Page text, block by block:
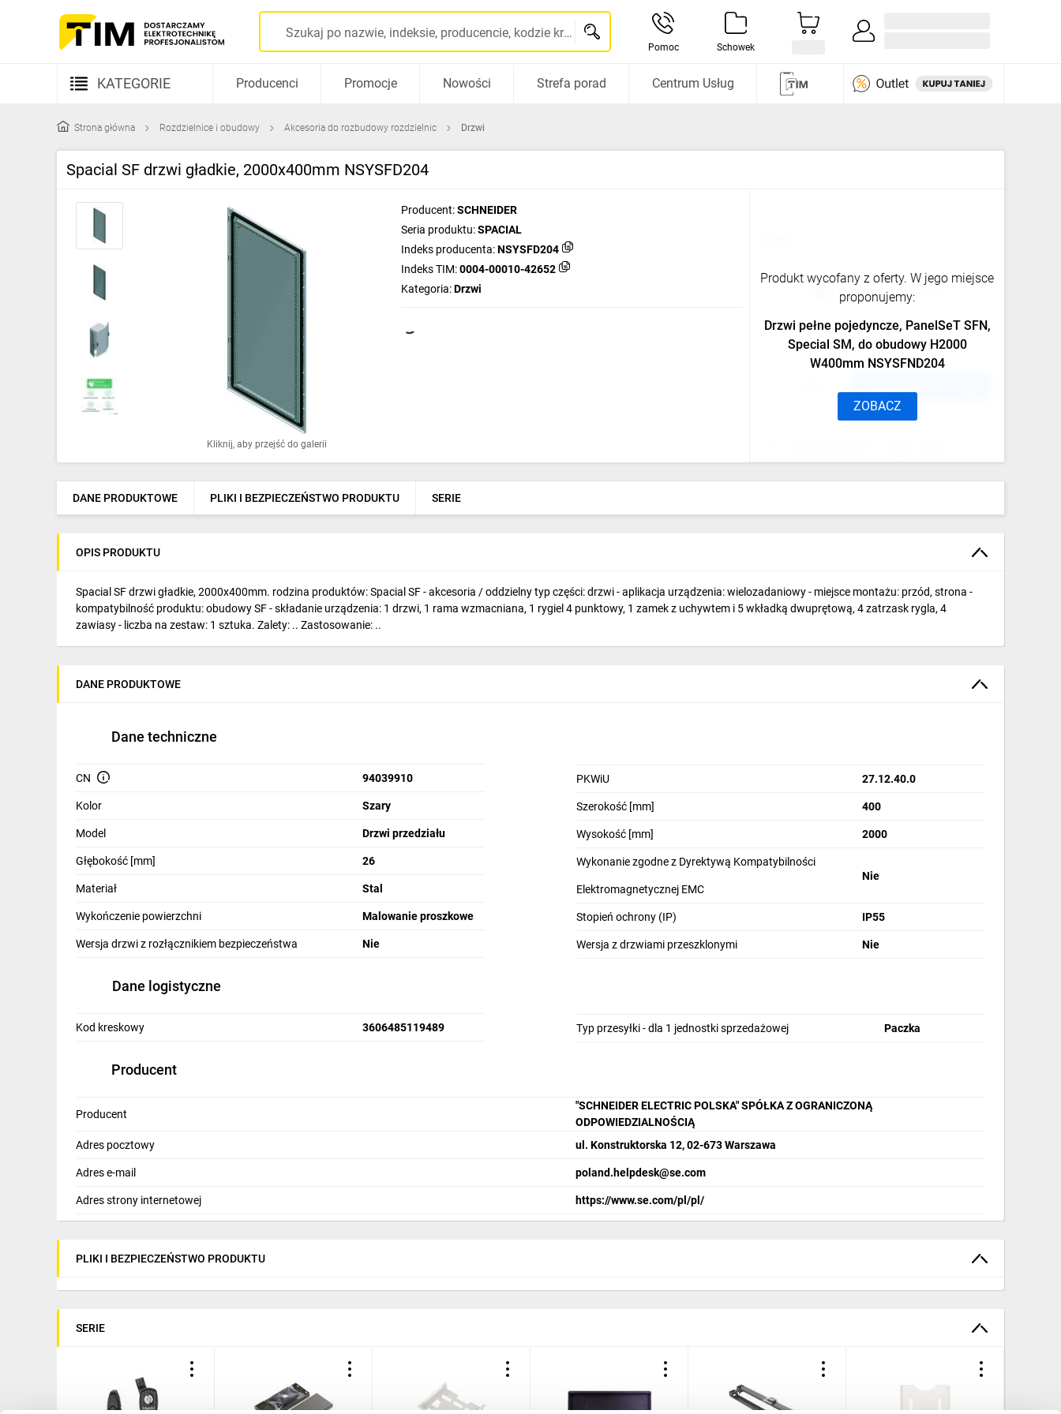
Szukaj po nazwie, indeksie, producencie, kodzie kreskowym...
Pomoc Schowek
KATEGORIE
Kable i przewody
Rozdzielnice i obudowy
Elementy prowadzenia kabli
Fotowoltaika
Oprawy oświetleniowe
Pompy ciepła
Ogrzewanie
Elektronarzędzia i mierniki
Napędy elektryczne
Pneumatyka
Klimatyzacja
Inne
Budowa i Remont
Energetyka wiatrowa
Producenci Promocje Nowości Strefa porad Centrum Usług
Strona główna Rozdzielnice i obudowy Akcesoria do rozbudowy rozdzielnic Drzwi
Spacial SF drzwi gładkie, 2000x400mm NSYSFD204
Kliknij, aby przejść do galerii
Producent:SCHNEIDER
Seria produktu:SPACIAL
Indeks producenta:NSYSFD204
Indeks TIM:0004-00010-42652
Kategoria:Drzwi Na zamówienie od TIM
Porównaj Do Schowka
Produkt wycofany z oferty. W jego miejsce
proponujemy:
Drzwi pełne pojedyncze, PanelSeT SFN,
Special SM, do obudowy H2000
W400mm NSYSFND204
ZOBACZ
DANE PRODUKTOWE PLIKI I BEZPIECZEŃSTWO PRODUKTU SERIE
OPIS PRODUKTU
Spacial SF drzwi gładkie, 2000x400mm. rodzina produktów: Spacial SF - akcesoria / oddzielny typ części: drzwi - aplikacja urządzenia: wielozadaniowy - miejsce montażu: przód, strona -
kompatybilność produktu: obudowy SF - składanie urządzenia: 1 drzwi, 1 rama wzmacniana, 1 rygiel 4 punktowy, 1 zamek z uchywtem i 5 wkładką dwuprętową, 4 zatrzask rygla, 4
zawiasy - liczba na zestaw: 1 sztuka. Zalety: .. Zastosowanie: ..
DANE PRODUKTOWE
Dane techniczne
CN 94039910
Kolor Szary
Model Drzwi przedziału
Głębokość [mm] 26
Materiał Stal
Wykończenie powierzchni Malowanie proszkowe
Wersja drzwi z rozłącznikiem bezpieczeństwa Nie
PKWiU 27.12.40.0
Szerokość [mm] 400
Wysokość [mm] 2000
Wykonanie zgodne z Dyrektywą Kompatybilności
Elektromagnetycznej EMC
Nie
Stopień ochrony (IP) IP55
Wersja z drzwiami przeszklonymi Nie
Dane logistyczne
Kod kreskowy 3606485119489 Typ przesyłki - dla 1 jednostki sprzedażowej Paczka
Producent
Producent
"SCHNEIDER ELECTRIC POLSKA" SPÓŁKA Z OGRANICZONĄ
ODPOWIEDZIALNOŚCIĄ
Adres pocztowy
ul. Konstruktorska 12, 02-673 Warszawa
Adres e-mail poland.helpdesk@se.com
Adres strony internetowej https://www.se.com/pl/pl/
PLIKI I BEZPIECZEŃSTWO PRODUKTU
SERIE